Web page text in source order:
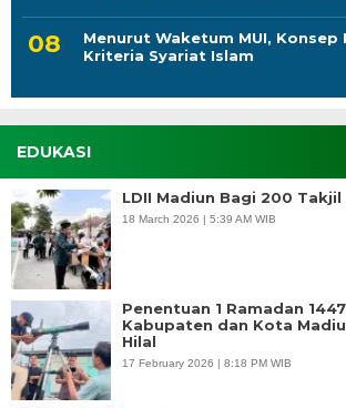
Menurut Waketum MUI, Konsep
Kriteria Syariat Islam
EDUKASI
LDII Madiun Bagi 200
18 March 2026 | 5:39 AM WIB
Penentuan 1 Ramadan 1447
Kabupaten dan Kota
Hilal
17 February 2026 | 8:18 PM WIB